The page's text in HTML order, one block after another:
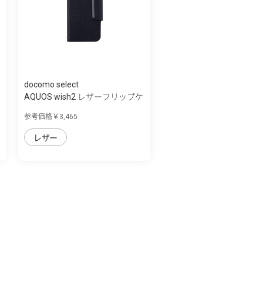
docomo select
AQUOS wish2 レザーフリップケ
参考価格￥3,465
レザー